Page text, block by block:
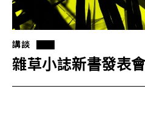
講談
雜草小誌新書發表